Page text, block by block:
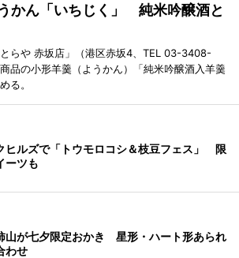
かん「いちじく」 純米吟醸酒と
らや 赤坂店」（港区赤坂4、TEL 03-3408-
品の小形羊羹（ようかん）「純米吟醸酒入羊羹
る。
ヒルズで「トウモロコシ＆枝豆フェス」 限
ーツも
山が七夕限定おかき 星形・ハート形あられ
わせ